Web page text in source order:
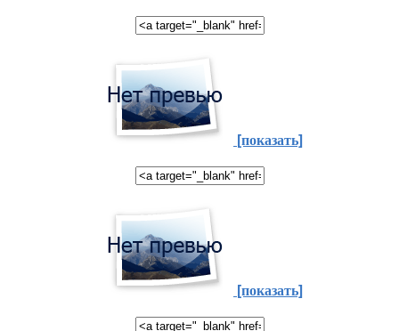
[показать]
[показать]